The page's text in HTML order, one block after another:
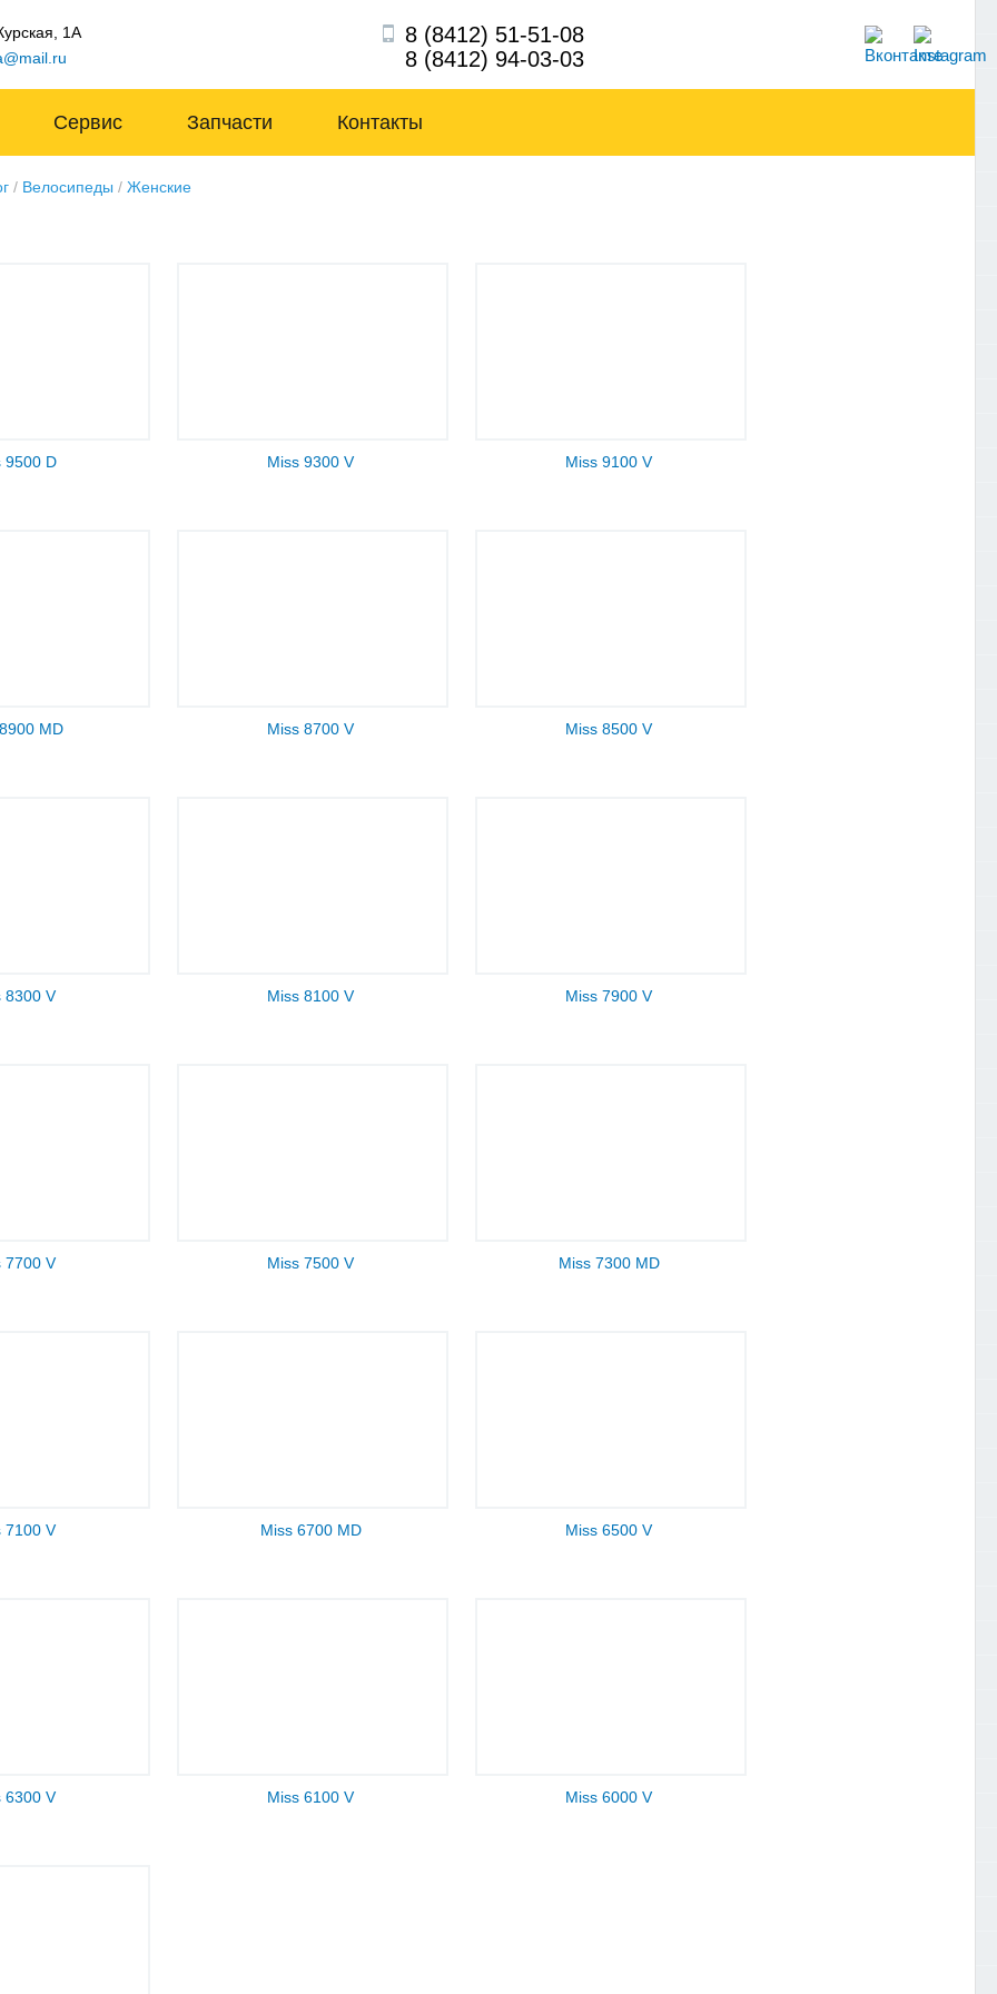
1А
8 (8412) 51-51-08
8 (8412) 94-03-03
Сервис Запчасти Контакты
/ Велосипеды / Женские
9500 D Miss 9300 V Miss 9100 V
MD Miss 8700 V Miss 8500 V
8300 V Miss 8100 V Miss 7900 V
7700 V Miss 7500 V Miss 7300 MD
7100 V Miss 6700 MD Miss 6500 V
6300 V Miss 6100 V Miss 6000 V